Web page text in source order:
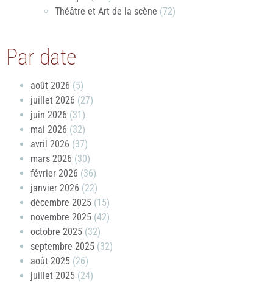
Théâtre et Art de la scène (72)
Par date
août 2026 (5)
juillet 2026 (27)
juin 2026 (31)
mai 2026 (32)
avril 2026 (37)
mars 2026 (30)
février 2026 (36)
janvier 2026 (22)
décembre 2025 (15)
novembre 2025 (42)
octobre 2025 (32)
septembre 2025 (32)
août 2025 (26)
juillet 2025 (24)